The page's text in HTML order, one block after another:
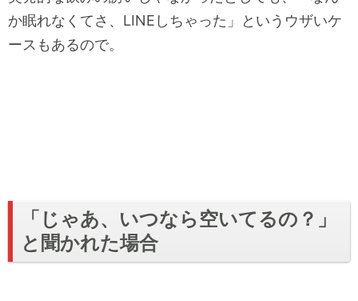
か眠れなくてさ、LINEしちゃった」というウザいケ
ースもあるので。
「じゃあ、いつなら空いてるの？」
と聞かれた場合